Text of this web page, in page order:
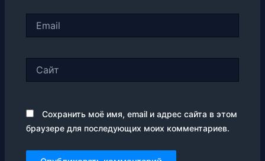
Сохранить моё имя, email и адрес сайта в этом
браузере для последующих моих комментариев.